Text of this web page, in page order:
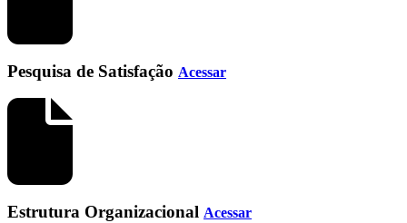
Pesquisa de Satisfação Acessar
Estrutura Organizacional Acessar